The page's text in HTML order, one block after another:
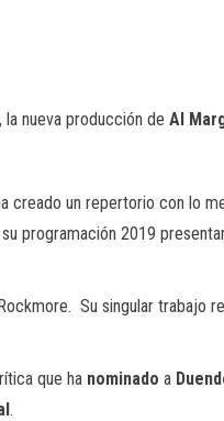
, la nueva producción de Al
creado un repertorio con lo
programación 2019
Su singular trabajo
que ha nominado a
.